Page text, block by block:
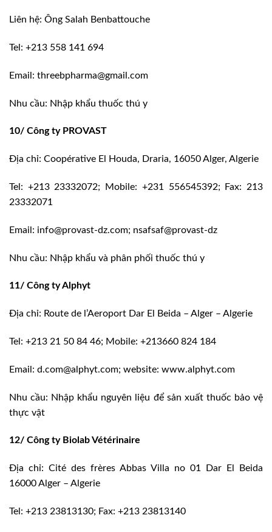
Liên hệ: Ông Salah Benbattouche
Tel: +213 558 141 694
Email: threebpharma@gmail.com
Nhu cầu: Nhập khẩu thuốc thú y
10/ Công ty PROVAST
Địa chỉ: Coopérative El Houda, Draria, 16050 Alger, Algerie
Tel: +213 23332072; Mobile: +231 556545392; Fax: 213
23332071
Email: info@provast-dz.com; nsafsaf@provast-dz
Nhu cầu: Nhập khẩu và phân phối thuốc thú y
11/ Công ty Alphyt
Địa chỉ: Route de l’Aeroport Dar El Beida – Alger – Algerie
Tel: +213 21 50 84 46; Mobile: +213660 824 184
Email: d.com@alphyt.com; website: www.alphyt.com
Nhu cầu: Nhập khẩu nguyên liệu để sản xuất thuốc bảo vệ
thực vật
12/ Công ty Biolab Vétérinaire
Địa chỉ: Cité des frères Abbas Villa no 01 Dar El Beida
16000 Alger – Algerie
Tel: +213 23813130; Fax: +213 23813140